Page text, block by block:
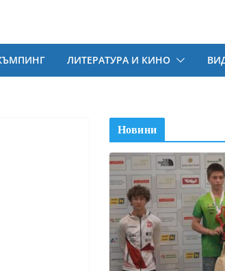
ЛИТЕРАТУРА И КИНО
Новини